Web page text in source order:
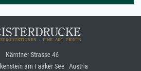
Kärntner Strasse 46
am Faaker See · Austria